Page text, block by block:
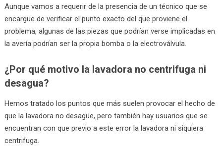
Aunque vamos a requerir de la presencia de un técnico que se
encargue de verificar el punto exacto del que proviene el
problema, algunas de las piezas que podrían verse implicadas en
la avería podrían ser la propia bomba o la electroválvula.
¿Por qué motivo la lavadora no centrifuga ni
desagua?
Hemos tratado los puntos que más suelen provocar el hecho de
que la lavadora no desagüe, pero también hay usuarios que se
encuentran con que previo a este error la lavadora ni siquiera
centrifuga.